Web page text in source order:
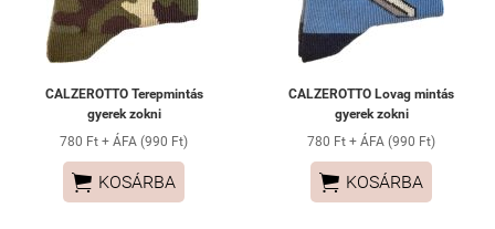
CALZEROTTO Terepmintás
gyerek zokni
780 Ft + ÁFA (990 Ft)
 KOSÁRBA
CALZEROTTO Lovag mintás
gyerek zokni
780 Ft + ÁFA (990 Ft)
 KOSÁRBA